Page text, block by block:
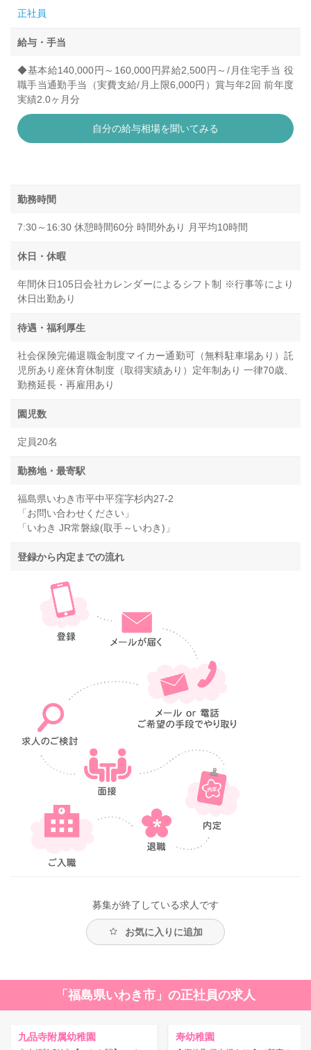
正社員
給与・手当
◆基本給140,000円～160,000円昇給2,500円～/月住宅手当 役
職手当通勤手当（実費支給/月上限6,000円）賞与年2回 前年度
実績2.0ヶ月分
自分の給与相場を聞いてみる
勤務時間
7:30～16:30 休憩時間60分 時間外あり 月平均10時間
休日・休暇
年間休日105日会社カレンダーによるシフト制 ※行事等により
休日出勤あり
待遇・福利厚生
社会保険完備退職金制度マイカー通勤可（無料駐車場あり）託
児所あり産休育休制度（取得実績あり）定年制あり 一律70歳、
勤務延長・再雇用あり
園児数
定員20名
勤務地・最寄駅
福島県いわき市平中平窪字杉内27-2
「お問い合わせください」
「いわき JR常磐線(取手～いわき)」
登録から内定までの流れ
募集が終了している求人です
お気に入りに追加
「福島県いわき市」の正社員の求人
九品寺附属幼稚園 寿幼稚園